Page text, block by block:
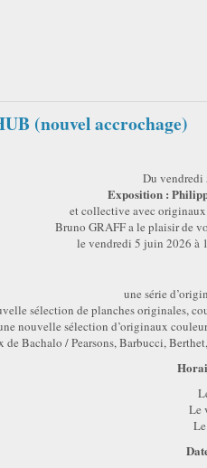
(nouvel accrochage)
Du vendredi
Exposition :
et collective avec
Bruno GRAFF a le plaisir de
le vendredi 5 juin 2026 à
une série
sélection de planches originales,
nouvelle sélection d’originaux
de Bachalo / Pearsons, Barbucci,
Le